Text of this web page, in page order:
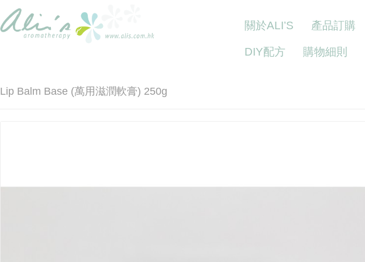
關於ALI’S 產品訂購
DIY配方 購物細則
Lip Balm Base (萬用滋潤軟膏) 250g